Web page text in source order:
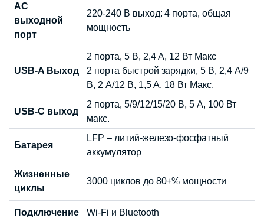
AC
выходной
порт
220-240 В выход: 4 порта, общая
мощность
USB-A Выход
2 порта, 5 В, 2,4 А, 12 Вт Макс
2 порта быстрой зарядки, 5 В, 2,4 А/9
В, 2 А/12 В, 1,5 А, 18 Вт Макс.
USB-C выход
2 порта, 5/9/12/15/20 В, 5 А, 100 Вт
макс.
Батарея
LFP – литий-железо-фосфатный
аккумулятор
Жизненные
циклы
3000 циклов до 80+% мощности
Подключение Wi-Fi и Bluetooth